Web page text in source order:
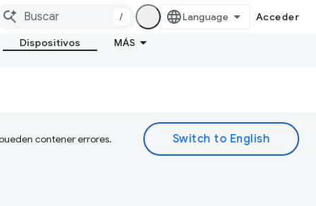
/ Acceder
Dispositivos MÁS
contener errores.